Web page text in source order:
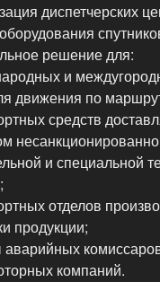
диспетчерских
решение для:
и
движения по
средств
и специальной
отделов
продукции;
компаний.